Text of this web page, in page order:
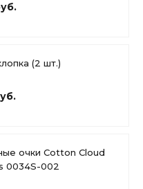
(2 шт.)
очки Cotton Cloud
0034S-002